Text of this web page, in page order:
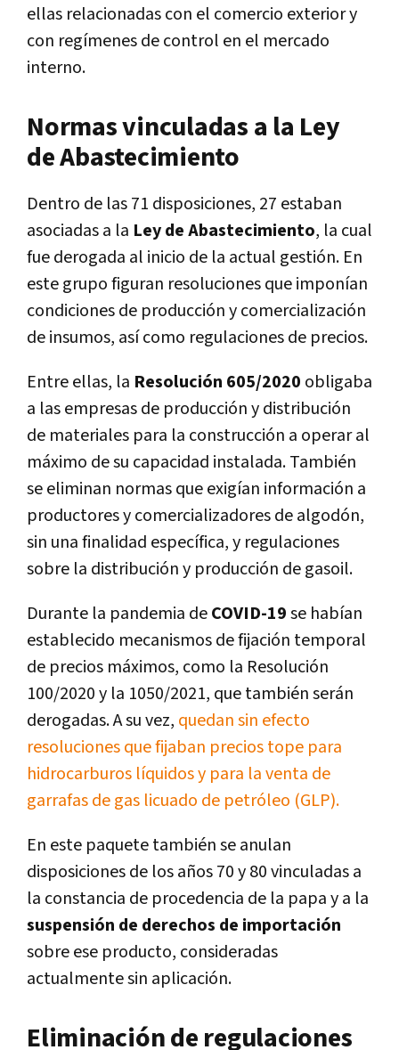
ellas relacionadas con el comercio exterior y
con regímenes de control en el mercado
interno.
Normas vinculadas a la Ley
de Abastecimiento
Dentro de las 71 disposiciones, 27 estaban
asociadas a la Ley de Abastecimiento, la cual
fue derogada al inicio de la actual gestión. En
este grupo figuran resoluciones que imponían
condiciones de producción y comercialización
de insumos, así como regulaciones de precios.
Entre ellas, la Resolución 605/2020 obligaba
a las empresas de producción y distribución
de materiales para la construcción a operar al
máximo de su capacidad instalada. También
se eliminan normas que exigían información a
productores y comercializadores de algodón,
sin una finalidad específica, y regulaciones
sobre la distribución y producción de gasoil.
Durante la pandemia deCOVID-19se habían
establecido mecanismos de fijación temporal
de precios máximos, como la Resolución
100/2020 y la 1050/2021, que también serán
derogadas. A su vez, quedan sin efecto
resoluciones que fijaban precios tope para
hidrocarburos líquidos y para la venta de
garrafas de gas licuado de petróleo (GLP).
En este paquete también se anulan
disposiciones de los años 70 y 80 vinculadas a
la constancia de procedencia de la papa y a la
suspensión de derechos de importación
sobre ese producto, consideradas
actualmente sin aplicación.
Eliminación de regulaciones